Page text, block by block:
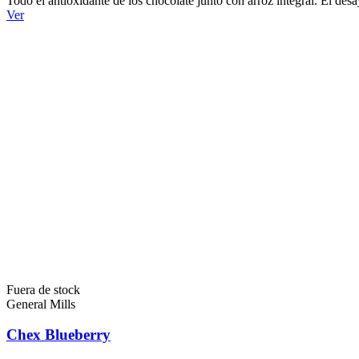
Ver
Fuera de stock
General Mills
Chex Blueberry